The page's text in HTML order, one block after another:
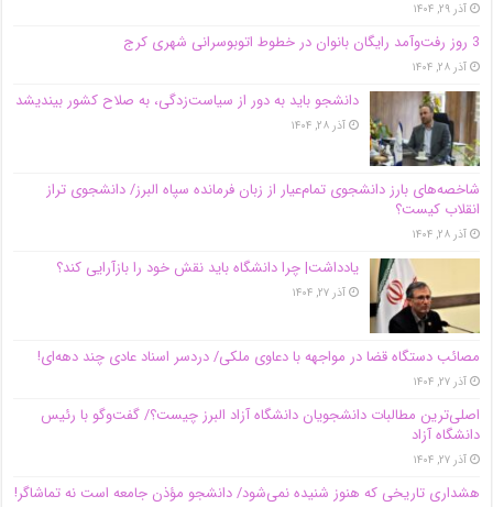
آذر ۲۹, ۱۴۰۴
3 روز رفت‌وآمد رایگان بانوان در خطوط اتوبوسرانی شهری کرج
آذر ۲۸, ۱۴۰۴
دانشجو باید به دور از سیاست‌زدگی، به صلاح کشور بیندیشد
آذر ۲۸, ۱۴۰۴
شاخصه‌های بارز دانشجوی تمام‌عیار از زبان فرمانده سپاه البرز/ دانشجوی تراز
انقلاب کیست؟
آذر ۲۸, ۱۴۰۴
یادداشت| چرا دانشگاه باید نقش خود را بازآرایی کند؟
آذر ۲۷, ۱۴۰۴
مصائب دستگاه قضا در مواجهه با دعاوی ملکی/ دردسر اسناد عادی چند‌ دهه‌ای!
آذر ۲۷, ۱۴۰۴
اصلی‌ترین مطالبات دانشجویان دانشگاه آزاد البرز چیست؟/ گفت‌وگو با رئیس
دانشگاه آز‌اد
آذر ۲۷, ۱۴۰۴
هشداری تاریخی که هنوز شنیده نمی‌شود/ دانشجو مؤذن جامعه است نه تماشاگر!